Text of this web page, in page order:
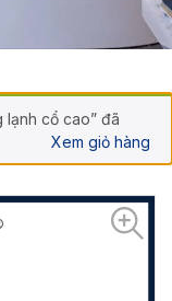
lạnh cổ cao” đã
Xem giỏ hàng